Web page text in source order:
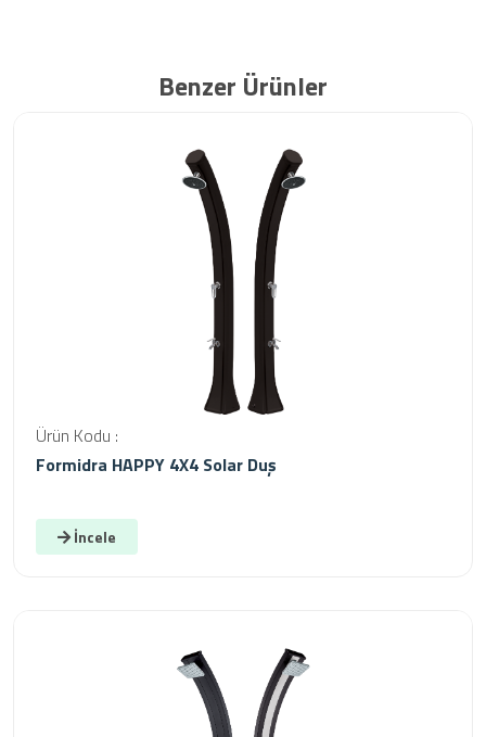
Benzer Ürünler
Ürün Kodu :
Formidra HAPPY 4X4 Solar Duş
İncele